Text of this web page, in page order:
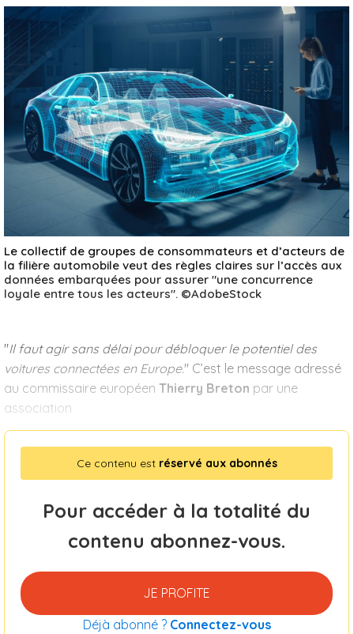
Le collectif de groupes de consommateurs et d’acteurs de
la filière automobile veut des règles claires sur l’accès aux
données embarquées pour assurer "une concurrence
loyale entre tous les acteurs". ©AdobeStock
"Il faut agir sans délai pour débloquer le potentiel des
voitures connectées en Europe." C’est le message adressé
au commissaire européen Thierry Breton par une
association
Ce contenu est réservé aux abonnés
Pour accéder à la totalité du
contenu abonnez-vous.
JE PROFITE
Déjà abonné ? Connectez-vous